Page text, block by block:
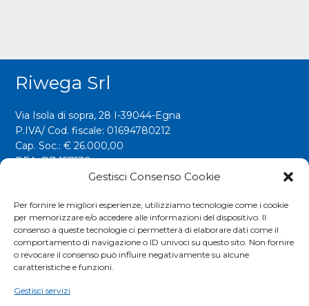
Gestisci Consenso Cookie
Per fornire le migliori esperienze, utilizziamo tecnologie come i cookie
per memorizzare e/o accedere alle informazioni del dispositivo. Il
consenso a queste tecnologie ci permetterà di elaborare dati come il
comportamento di navigazione o ID univoci su questo sito. Non fornire
o revocare il consenso può influire negativamente su alcune
caratteristiche e funzioni.
Gestisci servizi
Riwega Srl
Via Isola di sopra, 28 I-39044-Egna
P.IVA/ Cod. fiscale: 01694780212
Cap. Soc.: € 26.000,00
REA: BZ 157538
info@riwega.com
Tel.+39 0471 827500
Social